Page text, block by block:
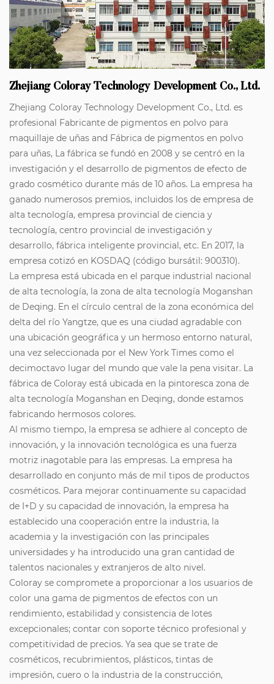
Zhejiang Coloray Technology Development Co., Ltd.
Zhejiang Coloray Technology Development Co., Ltd. es
profesional Fabricante de pigmentos en polvo para
maquillaje de uñas and Fábrica de pigmentos en polvo
para uñas, La fábrica se fundó en 2008 y se centró en la
investigación y el desarrollo de pigmentos de efecto de
grado cosmético durante más de 10 años. La empresa ha
ganado numerosos premios, incluidos los de empresa de
alta tecnología, empresa provincial de ciencia y
tecnología, centro provincial de investigación y
desarrollo, fábrica inteligente provincial, etc. En 2017, la
empresa cotizó en KOSDAQ (código bursátil: 900310).
La empresa está ubicada en el parque industrial nacional
de alta tecnología, la zona de alta tecnología Moganshan
de Deqing. En el círculo central de la zona económica del
delta del río Yangtze, que es una ciudad agradable con
una ubicación geográfica y un hermoso entorno natural,
una vez seleccionada por el New York Times como el
decimoctavo lugar del mundo que vale la pena visitar. La
fábrica de Coloray está ubicada en la pintoresca zona de
alta tecnología Moganshan en Deqing, donde estamos
fabricando hermosos colores.
Al mismo tiempo, la empresa se adhiere al concepto de
innovación, y la innovación tecnológica es una fuerza
motriz inagotable para las empresas. La empresa ha
desarrollado en conjunto más de mil tipos de productos
cosméticos. Para mejorar continuamente su capacidad
de I+D y su capacidad de innovación, la empresa ha
establecido una cooperación entre la industria, la
academia y la investigación con las principales
universidades y ha introducido una gran cantidad de
talentos nacionales y extranjeros de alto nivel.
Coloray se compromete a proporcionar a los usuarios de
color una gama de pigmentos de efectos con un
rendimiento, estabilidad y consistencia de lotes
excepcionales; contar con soporte técnico profesional y
competitividad de precios. Ya sea que se trate de
cosméticos, recubrimientos, plásticos, tintas de
impresión, cuero o la industria de la construcción,